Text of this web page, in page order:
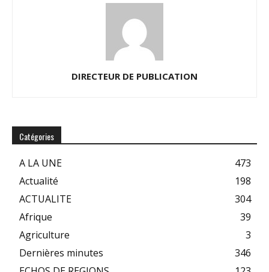
DIRECTEUR DE PUBLICATION
Catégories
A LA UNE
473
Actualité
198
ACTUALITE
304
Afrique
39
Agriculture
3
Dernières minutes
346